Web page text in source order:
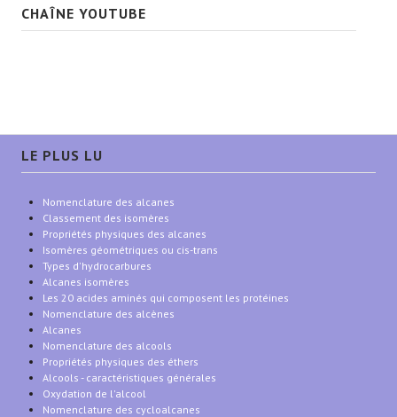
CHAÎNE YOUTUBE
LE PLUS LU
Nomenclature des alcanes
Classement des isomères
Propriétés physiques des alcanes
Isomères géométriques ou cis-trans
Types d'hydrocarbures
Alcanes isomères
Les 20 acides aminés qui composent les protéines
Nomenclature des alcènes
Alcanes
Nomenclature des alcools
Propriétés physiques des éthers
Alcools - caractéristiques générales
Oxydation de l'alcool
Nomenclature des cycloalcanes